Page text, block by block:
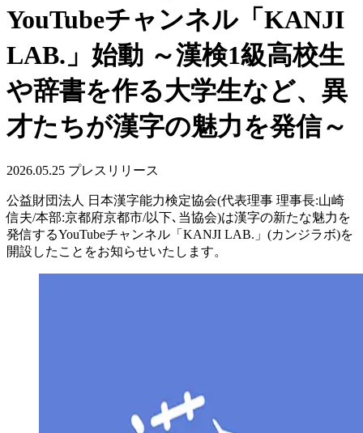
YouTubeチャンネル「KANJI
LAB.」始動 ～漢検1級高校生
や辞書を作る大学生など、異
才たちが漢字の魅力を発信～
2026.05.25 プレスリリース
公益財団法人 日本漢字能力検定協会(代表理事 理事長:山崎
信夫/本部:京都府京都市/以下､当協会)は漢字の新たな魅力を
発信するYouTubeチャンネル「KANJI LAB.」(カンジラボ)を
開設したことをお知らせいたします。